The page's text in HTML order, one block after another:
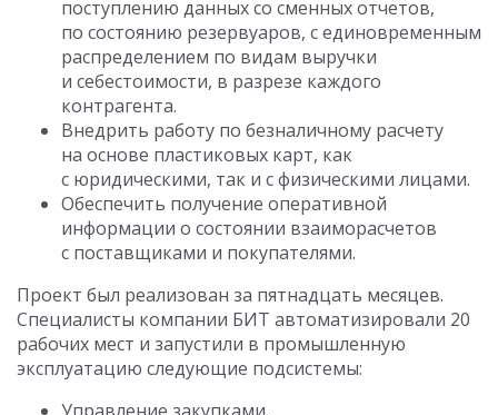
поступлению данных со сменных отчетов,
по состоянию резервуаров, с единовременным
распределением по видам выручки
и себестоимости, в разрезе каждого
контрагента.
Внедрить работу по безналичному расчету
на основе пластиковых карт, как
с юридическими, так и с физическими лицами.
Обеспечить получение оперативной
информации о состоянии взаиморасчетов
с поставщиками и покупателями.
Проект был реализован за пятнадцать месяцев.
Специалисты компании БИТ автоматизировали 20
рабочих мест и запустили в промышленную
эксплуатацию следующие подсистемы: